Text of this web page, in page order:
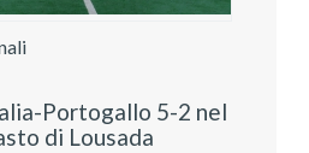
Portogallo 5-2 nel
di Lousada